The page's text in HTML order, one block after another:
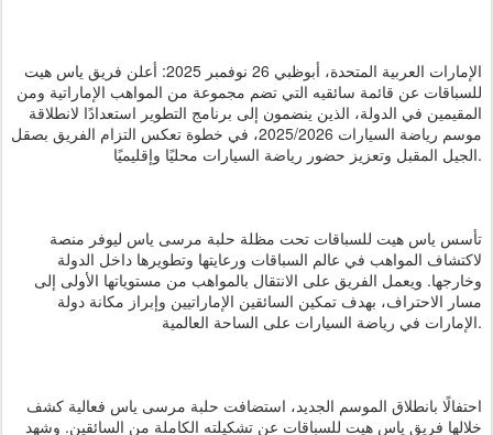
الإمارات العربية المتحدة، أبوظبي 26 نوفمبر 2025: أعلن فريق ياس هيت
للسباقات عن قائمة سائقيه التي تضم مجموعة من المواهب الإماراتية ومن
المقيمين في الدولة، الذين ينضمون إلى برنامج التطوير استعدادًا لانطلاقة
موسم رياضة السيارات 2025/2026، في خطوة تعكس التزام الفريق بصقل
الجيل المقبل وتعزيز حضور رياضة السيارات محليًا وإقليميًا.
تأسس ياس هيت للسباقات تحت مظلة حلبة مرسى ياس ليوفر منصة
لاكتشاف المواهب في عالم السباقات ورعايتها وتطويرها داخل الدولة
وخارجها. ويعمل الفريق على الانتقال بالمواهب من مستوياتها الأولى إلى
مسار الاحتراف، بهدف تمكين السائقين الإماراتيين وإبراز مكانة دولة
الإمارات في رياضة السيارات على الساحة العالمية.
احتفالًا بانطلاق الموسم الجديد، استضافت حلبة مرسى ياس فعالية كشف
خلالها فريق ياس هيت للسباقات عن تشكيلته الكاملة من السائقين. وشهد